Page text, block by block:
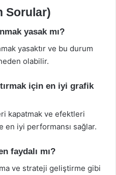
Sorular)
yasak mı?
yasaktır ve bu durum
olabilir.
için en iyi grafik
kapatmak ve efektleri
en iyi performansı sağlar.
faydalı mı?
ve strateji geliştirme gibi